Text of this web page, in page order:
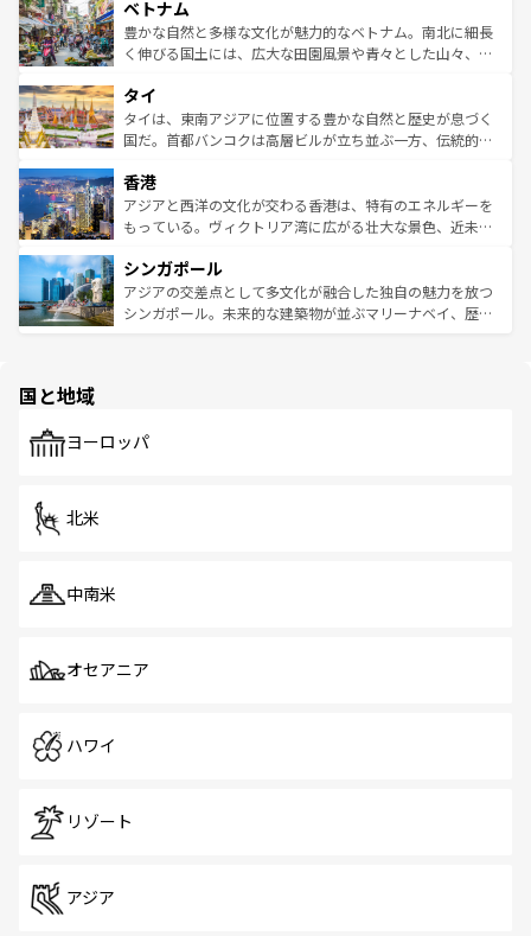
参照してほしい。
容にもいいと評判のスイーツなど、バラエティ豊かな料理
が味わえる。 なお、新着の台湾情報は コンテンツ一覧を参
照してほしい。
き、地方に足を延ばせば四季折々の自然美を楽しむことが
できる。そして、キムチや焼肉、絶品のストリートフード
まで、さまざまな韓国料理が待っている。夜には、韓国な
リティに包まれながら、韓国の多彩な魅力を心ゆくまで味
わってみてほしい。 なお、新着の韓国情報はコンテンツ一
覧を参照してほしい。
ベトナム
豊かな自然と多様な文化が魅力的なベトナム。南北に細長
く伸びる国土には、広大な田園風景や青々とした山々、世
急速な発展と共に伝統が息づく。ハノイの古い町並みやホ
ーチミン市のフランス統治時代の建物も、独特の雰囲気を
醸し出している。また、バラエティの豊かさとおいしさで
とつ。フォーやバインミー、ベトナムコーヒーなどは、ぜ
ひ現地で味わいたい。どの地域を訪れてもあたたかい人々
が旅行者を迎えてくれるので、きっと忘れられない旅にな
参照してほしい。
タイ
タイは、東南アジアに位置する豊かな自然と歴史が息づく
国だ。首都バンコクは高層ビルが立ち並ぶ一方、伝統的な
の活気が交差している。北部ではチェンマイなどの山岳地
帯で自然と触れ合い、南部ではプーケットやクラビの美し
いビーチでリゾート気分を楽しむことができる。タイ料理
激する。気候は一年中温暖で、どの季節にも異なる楽しみ
が待っている。親しみやすいタイの人々、仏教を中心とし
た文化、そして多様な観光資源が、訪れる旅人を魅了し続
香港
アジアと西洋の文化が交わる香港は、特有のエネルギーを
もっている。ヴィクトリア湾に広がる壮大な景色、近未来
み、どこを訪れても感動するはず。観光スポットが密集し
ており、効率よく見どころを回れるのも魅力。息をのむよ
うな絶景から文化的な体験まで、香港を存分に楽しみ尽く
シンガポール
アジアの交差点として多文化が融合した独自の魅力を放つ
シンガポール。未来的な建築物が並ぶマリーナベイ、歴史
で、ホーカーズは地元の風情を楽しめる外せないスポット
国と地域
ヨーロッパ
北米
中南米
オセアニア
ハワイ
リゾート
アジア